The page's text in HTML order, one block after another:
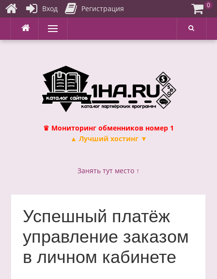
Перейти
содержимому
Меню
♛ Мониторинг обменников номер 1
▲ Лучший хостинг ▼
Занять тут место ↑
Успешный платёж
управление заказом
в личном кабинете
Вход Регистрация 0